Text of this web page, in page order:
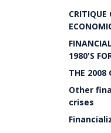
CRITIQUE
1980'S
THE 2008
Other
crises